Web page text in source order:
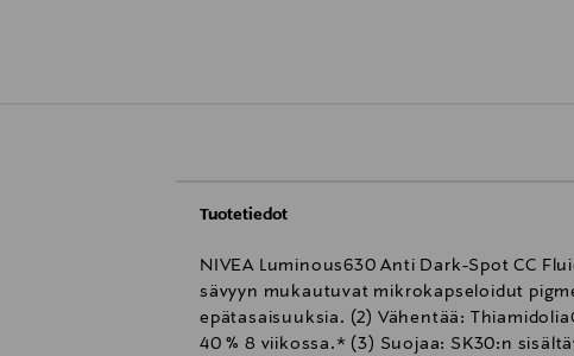
Tuotetiedot
NIVEA Luminous630 Anti Dark-Spot CC
sävyyn mukautuvat mikrokapseloidut
epätasaisuuksia. (2) Vähentää:
40 % 8 viikossa.* (3) Suojaa: SK30:n